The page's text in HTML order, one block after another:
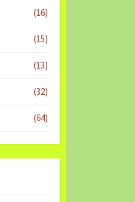
(16)
(15)
(13)
(32)
(64)